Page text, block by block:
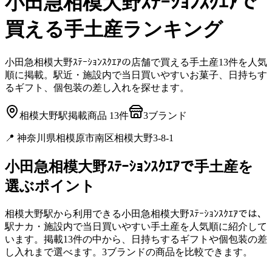
買える手土産ランキング
小田急相模大野ｽﾃｰｼｮﾝｽｸｴｱの店舗で買える手土産13件を人気
順に掲載。駅近・施設内で当日買いやすいお菓子、日持ちす
るギフト、個包装の差し入れを探せます。
相模大野駅掲載商品 13件 3ブランド
📍 神奈川県相模原市南区相模大野3-8-1
小田急相模大野ｽﾃｰｼｮﾝｽｸｴｱで手土産を
選ぶポイント
相模大野駅から利用できる小田急相模大野ｽﾃｰｼｮﾝｽｸｴｱでは、
駅ナカ・施設内で当日買いやすい手土産を人気順に紹介して
います。掲載13件の中から、日持ちするギフトや個包装の差
し入れまで選べます。3ブランドの商品を比較できます。